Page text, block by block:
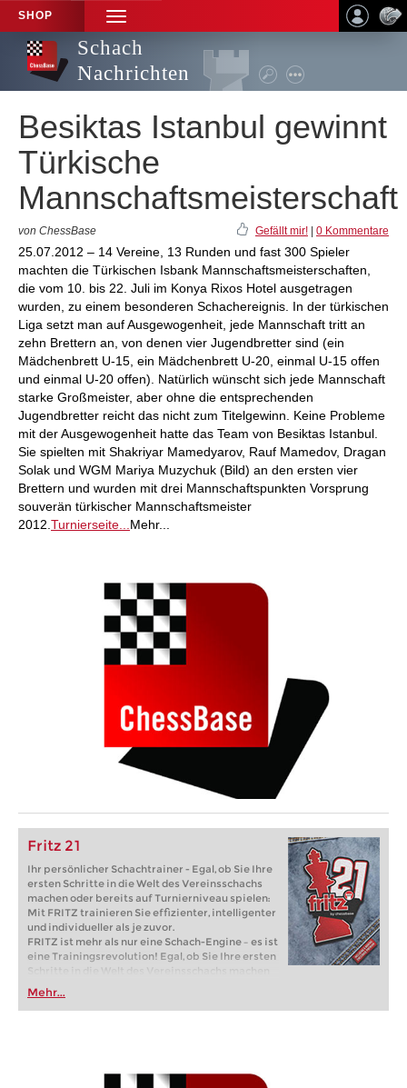
SHOP
TOGGLE
NAVIGATION
Schach
Nachrichten
Besiktas Istanbul gewinnt
Türkische
Mannschaftsmeisterschaft
von ChessBase Gefällt mir! 0 Kommentare
25.07.2012 – 14 Vereine, 13 Runden und fast 300 Spieler
machten die Türkischen Isbank Mannschaftsmeisterschaften,
die vom 10. bis 22. Juli im Konya Rixos Hotel ausgetragen
wurden, zu einem besonderen Schachereignis. In der türkischen
Liga setzt man auf Ausgewogenheit, jede Mannschaft tritt an
zehn Brettern an, von denen vier Jugendbretter sind (ein
Mädchenbrett U-15, ein Mädchenbrett U-20, einmal U-15 offen
und einmal U-20 offen). Natürlich wünscht sich jede Mannschaft
starke Großmeister, aber ohne die entsprechenden
Jugendbretter reicht das nicht zum Titelgewinn. Keine Probleme
mit der Ausgewogenheit hatte das Team von Besiktas Istanbul.
Sie spielten mit Shakriyar Mamedyarov, Rauf Mamedov, Dragan
Solak und WGM Mariya Muzychuk (Bild) an den ersten vier
Brettern und wurden mit drei Mannschaftspunkten Vorsprung
souverän türkischer Mannschaftsmeister
2012. Turnierseite... Mehr...
Fritz 21
Ihr persönlicher Schachtrainer - Egal, ob Sie Ihre
ersten Schritte in die Welt des Vereinsschachs
machen oder bereits auf Turnierniveau spielen:
Mit FRITZ trainieren Sie effizienter, intelligenter
und individueller als je zuvor.
FRITZ ist mehr als nur eine Schach-Engine – es ist
eine Trainingsrevolution! Egal, ob Sie Ihre ersten
Schritte in die Welt des Vereinsschachs machen
oder bereits auf Turnierniveau spielen: Mit
FRITZ trainieren Sie effizienter, intelligenter und
individueller als je zuvor.
Mehr...